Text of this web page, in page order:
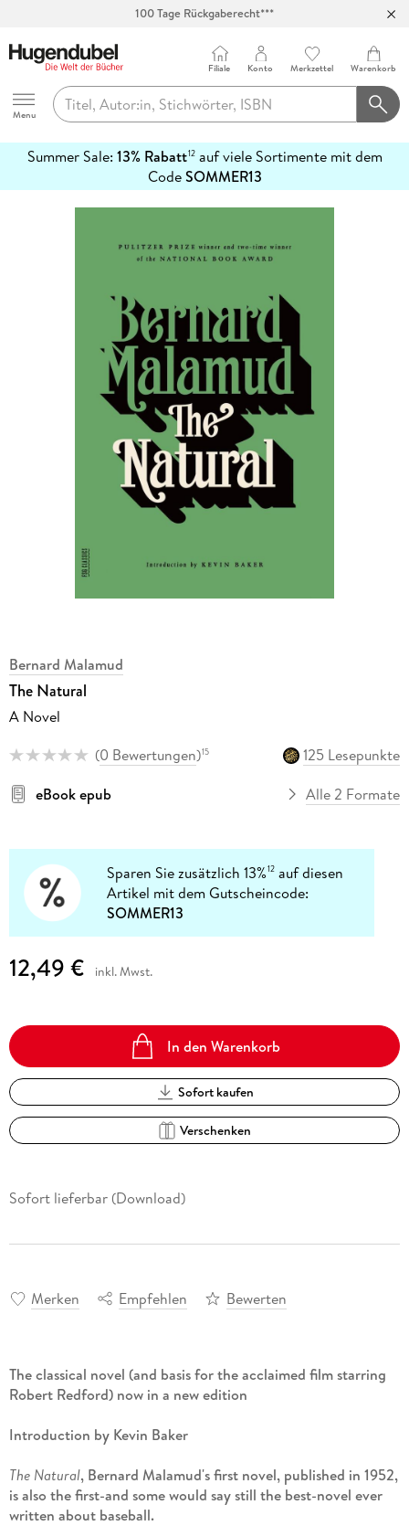
100 Tage Rückgaberecht***
Hugendubel
Menu
Filiale Konto Merkzettel Warenkorb
Summer Sale: 13% Rabatt12auf viele Sortimente mit dem
CodeSOMMER13
erfahren
Bernard Malamud
The Natural
A Novel
(0 Bewertungen)15
125 Lesepunkte
eBook epub
Alle 2 Formate
Sparen Sie zusätzlich 13%12 auf diesen
Artikel mit dem Gutscheincode:
SOMMER13
12,49 € inkl. Mwst.
In den Warenkorb
Sofort kaufen
Verschenken
Sofort lieferbar (Download)
Merken Empfehlen Bewerten
The classical novel (and basis for the acclaimed film starring
Robert Redford) now in a new edition
Introduction by Kevin Baker
The Natural, Bernard Malamud's first novel, published in 1952,
is also the first-and some would say still the best-novel ever
written about baseball.